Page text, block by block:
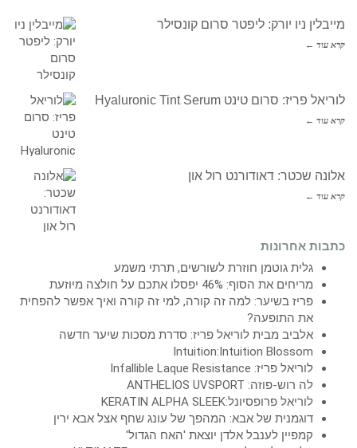
מייבלין ניו יורק: ליפטר סרום קונסילר
קרא עוד ←
לוריאל פריז: סרום טינט Hyaluronic Tint Serum
קרא עוד ←
אלונה שכטר: דאודורנט רול און
קרא עוד ←
כתבות אחרונות
גלית גוטמן חוזרת לשורשים, תרתי משמע
מריחים את הסוף: 46% יפסלו אתכם על חולצה מיוזעת
פריז בשיער: למה זה קורה, למי זה קורה ואיך אפשר להפחית
את התופעה?
אלביב מבית לוריאל פריז: סדרת מסכות שיער חדשה
Intuition:Intuition Blossom
לוריאל פריז: Infallible Laque Resistance
לה רוש-פוזה: ANTHELIOS UVSPORT
לוריאל פרופסיונל:KERATIN ALPHA SLEEK
דוגמנית של אבא: המהפך של עונג שחף אצל אבא ירין
קמפיין לענבל אלדן יוצאת 'האח הגדול'